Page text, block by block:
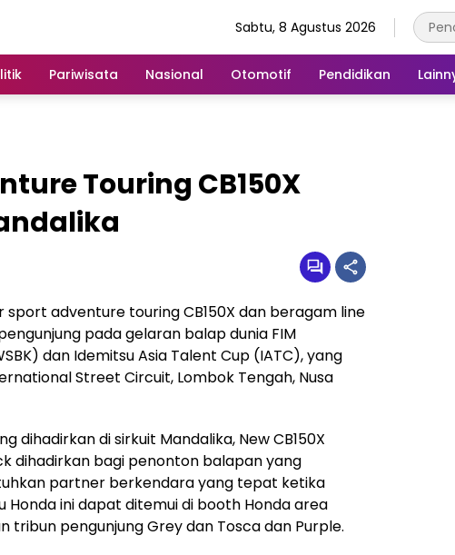
Sabtu, 8 Agustus 2026
Pariwisata Nasional Otomotif Pendidikan
Touring CB150X
sport adventure touring CB150X dan beragam line
pada gelaran balap dunia FIM
dan Idemitsu Asia Talent Cup (IATC), yang
Street Circuit, Lombok Tengah, Nusa
dihadirkan di sirkuit Mandalika, New CB150X
dihadirkan bagi penonton balapan yang
partner berkendara yang tepat ketika
ini dapat ditemui di booth Honda area
tribun pengunjung Grey dan Tosca dan Purple.